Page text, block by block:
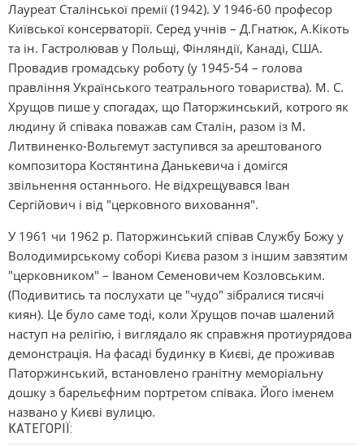
Лауреат Сталінської премії (1942). У 1946-60 професор
Київської консерваторії. Серед учнів – Д.Гнатюк, А.Кікоть
та ін. Гастролював у Польщі, Фінляндії, Канаді, США.
Провадив громадську роботу (у 1945-54 – голова
правління Українського театрального товариства). М. С.
Хрущов пише у спогадах, що Паторжинський, котрого як
людину й співака поважав сам Сталін, разом із М.
Литвиненко-Вольгемут заступився за арештованого
композитора Костянтина Данькевича і домігся
звільнення останнього. Не відхрещувався Іван
Сергійович і від "церковного виховання".
У 1961 чи 1962 р. Паторжинський співав Службу Божу у
Володимирському соборі Києва разом з іншим завзятим
"церковником" – Іваном Семеновичем Козловським.
(Подивитись та послухати це "чудо" зібралися тисячі
киян). Це було саме тоді, коли Хрущов почав шалений
наступ на релігію, і виглядало як справжня протиурядова
демонстрація. На фасаді будинку в Києві, де проживав
Паторжинський, встановлено гранітну меморіальну
дошку з барельєфним портретом співака. Його іменем
названо у Києві вулицю.
КАТЕГОРІЇ: